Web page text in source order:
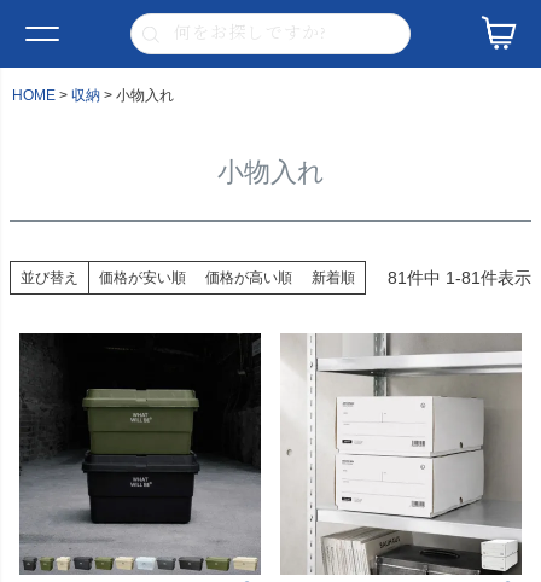
HOME 収納 小物入れ
小物入れ
並び替え 価格が安い順 価格が高い順 新着順 81件中 1-81件表示